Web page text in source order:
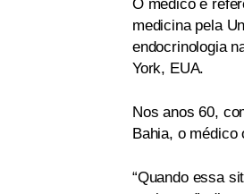
O médico é
medicina pela
endocrinologia
York, EUA.
Nos anos 60,
Bahia, o
“Quando essa